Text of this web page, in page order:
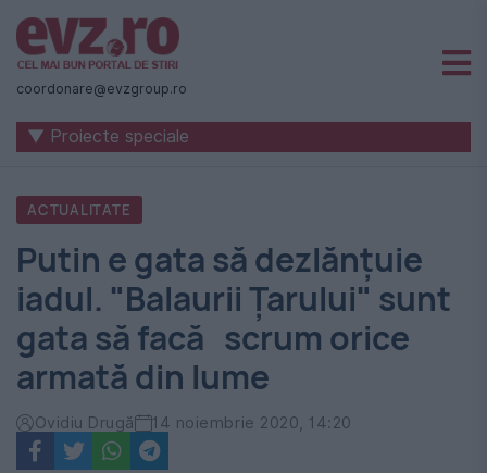
Știri
naționale
internaționale
România
-
Evenimentul
Zilei
coordonare@evzgroup.ro
▼ Proiecte speciale
ACTUALITATE
Putin e gata să dezlănțuie
iadul. "Balaurii Țarului" sunt
gata să facă scrum orice
armată din lume
Ovidiu Drugă 14 noiembrie 2020, 14:20